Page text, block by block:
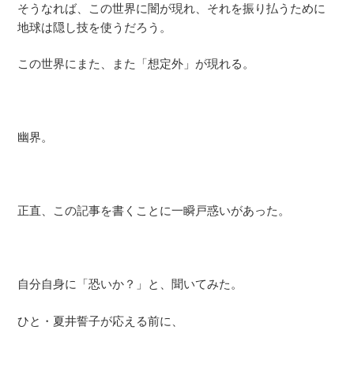
そうなれば、この世界に闇が現れ、それを振り払うために
地球は隠し技を使うだろう。
この世界にまた、また「想定外」が現れる。
幽界。
正直、この記事を書くことに一瞬戸惑いがあった。
自分自身に「恐いか？」と、聞いてみた。
ひと・夏井誓子が応える前に、